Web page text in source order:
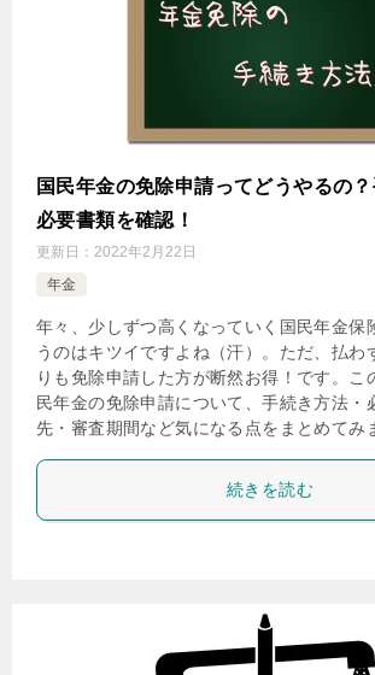
国民年金の免除申請ってどうやるの
必要書類を確認！
更新日： 2022年2月22日
年金
年々、少しずつ高くなっていく国民年金
うのはキツイですよね（汗）。ただ、払わ
りも免除申請した方が断然お得！です。こ
民年金の免除申請について、手続き方法・
先・審査期間など気になる点をまとめてみ
続きを読む